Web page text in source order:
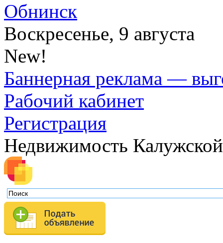
Обнинск
Воскресенье, 9 августа
New!
Баннерная реклама —
Рабочий кабинет
Регистрация
Недвижимость